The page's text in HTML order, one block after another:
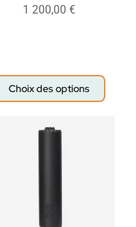
1 200,00 €
Choix des options